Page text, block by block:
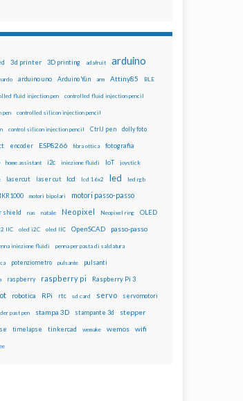
3d printer 3D printing adafruit arduino
arduino uno Arduino Yún arm Attiny85 BLE
fluid injection pen controlled fluid injection pencil
pen controlled silicon injection pencil
control silicon injection pencil CtrlJ pen dolly foto
encoder ESP8266 fibra ottica fotografia
home assistant i2c iniezione fluidi IoT joystick
lasercut laser cut lcd lcd 16x2 led led rgb
motori bipolari motori passo-passo
shield nas natale Neopixel Neopixel ring OLED
IIC oled i2C oled IIC OpenSCAD passo-passo
iniezione fluidi penna per pasta di saldatura
potenziometro pulsante pulsanti
raspberry raspberry pi Raspberry Pi 3
robotica RPi rtc sd card servo servomotori
past pen stampa 3D stampante 3d stepper
timelapse tinkercad wemake wemos wifi